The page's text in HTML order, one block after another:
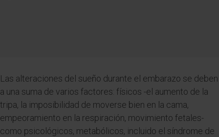
Las alteraciones del sueño durante el embarazo se deben
a una suma de varios factores: físicos -el aumento de la
tripa, la imposibilidad de moverse bien en la cama,
empeoramiento en la respiración, movimiento fetales-
como psicológicos, metabólicos, incluido el síndrome de